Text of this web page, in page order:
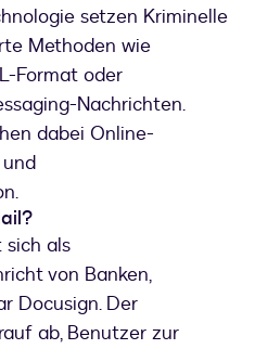
setzen Kriminelle
Methoden wie
Format oder
Nachrichten.
dabei Online-
als
von Banken,
Docusign. Der
ab, Benutzer zur